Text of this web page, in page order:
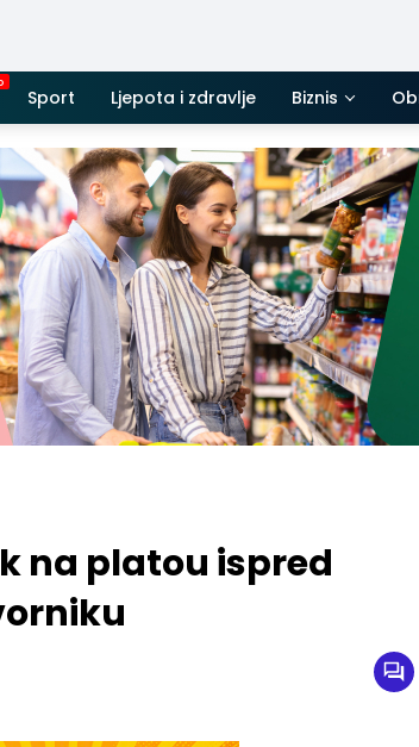
Sport Ljepota i zdravlje Biznis
na platou ispred